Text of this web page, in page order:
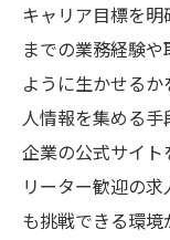
キャリア目標を
までの業務経験
ように生かせる
人情報を集める
企業の公式サイト
リーター歓迎の
も挑戦できる環